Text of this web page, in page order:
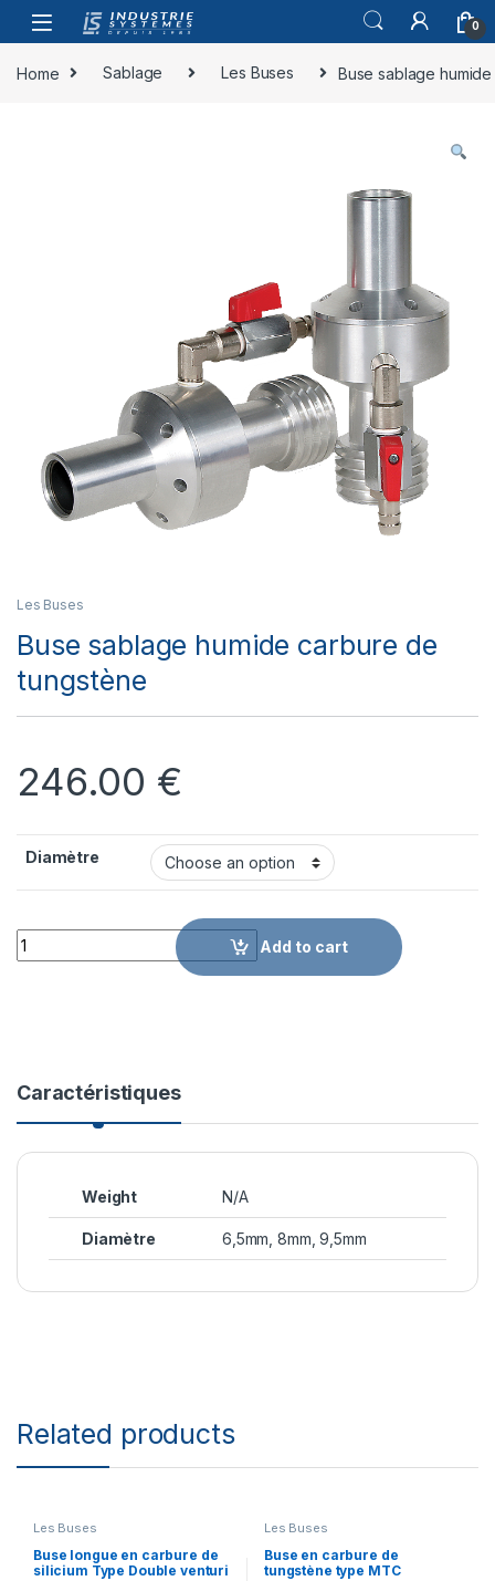
Skip to navigation
Skip to content
0
Home Sablage Les Buses Buse sablage
Les Buses
Buse sablage humide carbure de
tungstène
246.00 €
Diamètre
Quantity
Add to cart
Caractéristiques
Weight N/A
Diamètre 6,5mm, 8mm, 9,5mm
Related products
Les Buses
Buse longue en carbure de
silicium Type Double venturi
Les Buses
Buse en carbure de
tungstène type MTC